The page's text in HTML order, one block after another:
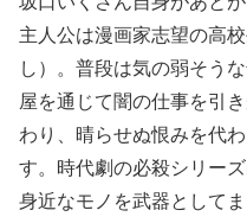
主人公は漫画家志望の高
し）。普段は気の弱そう
屋を通じて闇の仕事を引
わり、晴らせぬ恨みを代
す。時代劇の必殺シリー
身近なモノを武器として